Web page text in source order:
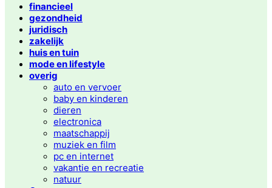
financieel
gezondheid
juridisch
zakelijk
huis en tuin
mode en lifestyle
overig
auto en vervoer
baby en kinderen
dieren
electronica
maatschappij
muziek en film
pc en internet
vakantie en recreatie
natuur